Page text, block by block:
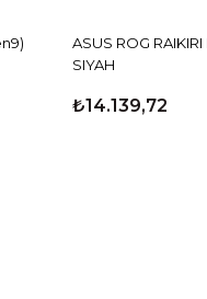
ASUS ROG
SIYAH
₺14.139,72